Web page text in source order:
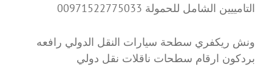
التامييين الشامل للحمولة 00971522775033
ونش ريكفري سطحة سيارات النقل الدولي رافعه
بردكون ارقام سطحات ناقلات نقل دولي